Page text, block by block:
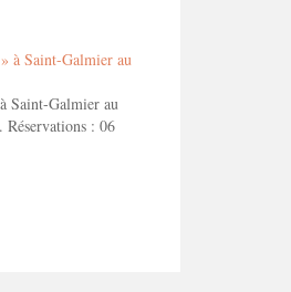
à Saint-Galmier au
Saint-Galmier au
: 06